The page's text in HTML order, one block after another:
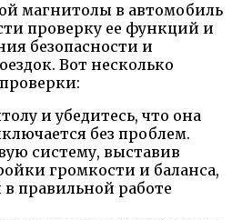
магнитолы в автомобиль
проверку ее функций и
безопасности и
Вот несколько
и убедитесь, что она
без проблем.
систему, выставив
громкости и баланса,
правильной работе